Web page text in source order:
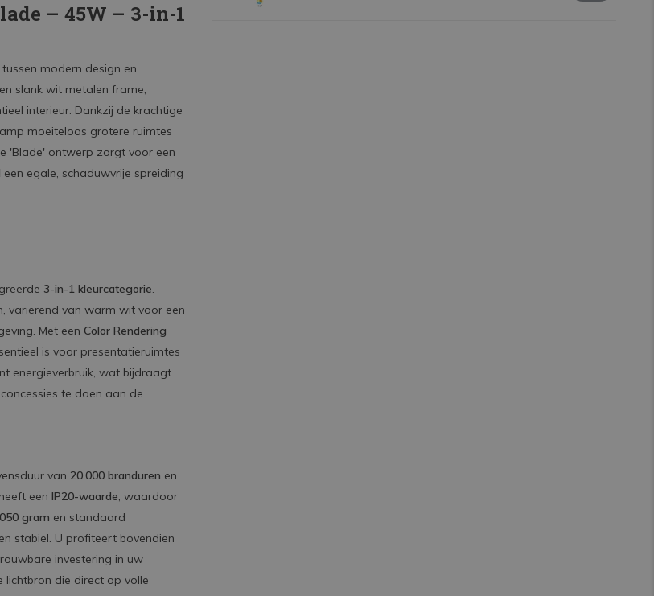
– 45W – 3-in-1
modern design en
slank wit metalen frame,
interieur. Dankzij de krachtige
moeiteloos grotere ruimtes
'Blade' ontwerp zorgt voor een
een egale, schaduwvrije spreiding
3-in-1 kleurcategorie.
variërend van warm wit voor een
Met een Color Rendering
is voor presentatieruimtes
energieverbruik, wat bijdraagt
te doen aan de
van 20.000 branduren en
een IP20-waarde, waardoor
gram en standaard
stabiel. U profiteert bovendien
investering in uw
lichtbron die direct op volle